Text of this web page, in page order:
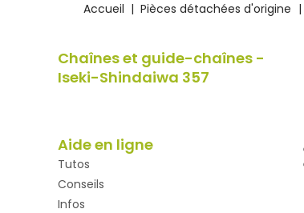
Accueil Pièces détachées d'origine
Chaînes et guide-chaînes -
Iseki-Shindaiwa 357
Aide en ligne
Tutos
Conseils
Infos